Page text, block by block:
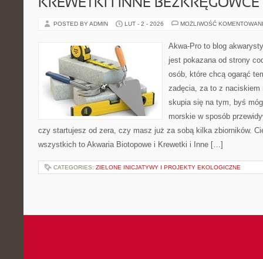
KREWETKI I INNE BEZKRĘGOWCE
POSTED BY ADMIN LUT - 2 - 2026 MOŻLIWOŚĆ
Akwa-Pro to blog
jest pokazana od strony
osób, które chcą ogarąć
zadęcia, za to z naciskiem
skupia się na tym, byś
morskie w sposób
czy startujesz od zera, czy masz już za sobą kilka zbiorników.
wszystkich to Akwaria Biotopowe i Krewetki i Inne […]
CATEGORIES: ZIELONE INICJATYWY I PROJEKTY EKOLOGICZNE